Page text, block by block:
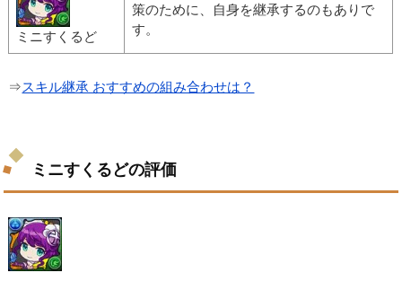
ミニすくるど
策のために、自身を継承するのもありで
す。
⇒スキル継承 おすすめの組み合わせは？
ミニすくるどの評価